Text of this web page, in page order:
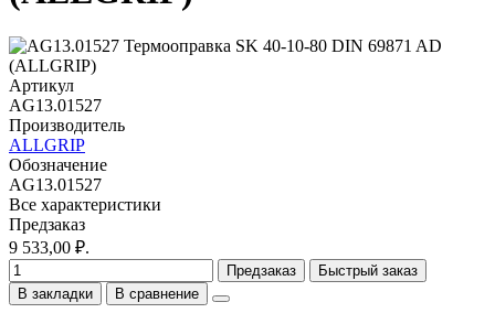
Артикул
AG13.01527
Производитель
ALLGRIP
Обозначение
AG13.01527
Все характеристики
Предзаказ
9 533,00 ₽.
Предзаказ
Быстрый заказ
В закладки
В сравнение